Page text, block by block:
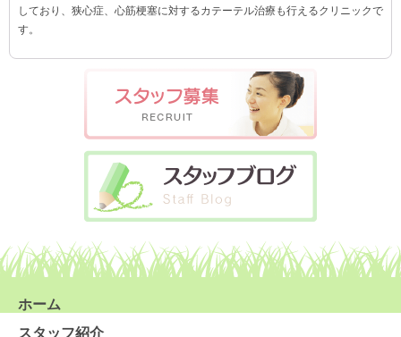
しており、狭心症、心筋梗塞に対するカテーテル治療も行えるクリニックで
す。
ホーム
スタッフ紹介